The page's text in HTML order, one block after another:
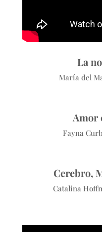
La
María del
Amor
Fayna
Cerebro,
Catalina